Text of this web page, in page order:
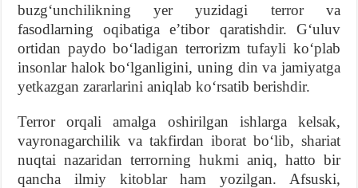
buzgʻunchilikning yer yuzidagi terror va
fasodlarning oqibatiga eʼtibor qaratishdir. Gʻuluv
ortidan paydo boʻladigan terrorizm tufayli koʻplab
insonlar halok boʻlganligini, uning din va jamiyatga
yetkazgan zararlarini aniqlab koʻrsatib berishdir.
Terror orqali amalga oshirilgan ishlarga kelsak,
vayronagarchilik va takfirdan iborat boʻlib, shariat
nuqtai nazaridan terrorning hukmi aniq, hatto bir
qancha ilmiy kitoblar ham yozilgan. Afsuski,